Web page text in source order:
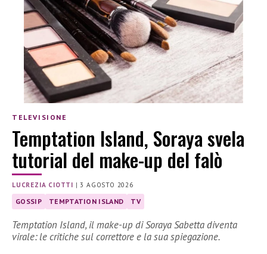
TELEVISIONE
Temptation Island, Soraya svela
tutorial del make-up del falò
LUCREZIA CIOTTI |3 AGOSTO 2026
GOSSIP TEMPTATION ISLAND TV
Temptation Island, il make-up di Soraya Sabetta diventa
virale: le critiche sul correttore e la sua spiegazione.